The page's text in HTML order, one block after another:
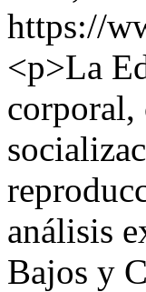
https://
<p>La
corporal,
análisis
Bajos y